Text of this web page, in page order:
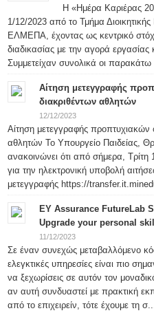
Η «Ημέρα Καριέρας
1/12/2023 από το Τμήμα
ΕΛΜΕΠΑ, έχοντας ως κεντρικό
διαδικασίας με την αγορά εργασίας
Συμμετείχαν συνολικά οι παρακάτω
Αίτηση μετεγγραφής
διακριθέντων αθλητών
12/12/2023
Αίτηση μετεγγραφής προπτυχιακών
αθλητών Το Υπουργείο Παιδείας,
ανακοινώνει ότι από σήμερα,
για την ηλεκτρονική υποβολή
μετεγγραφής https://
ΕΥ Assurance FutureLab
Upgrade your personal
11/12/2023
Σε έναν συνεχώς μεταβαλλόμενο
ελεγκτικές υπηρεσίες είναι πιο
να ξεχωρίσεις σε αυτόν τον
αν αυτή συνδυαστεί με πρακτική
από το επιχειρείν, τότε έχουμε τη σ...